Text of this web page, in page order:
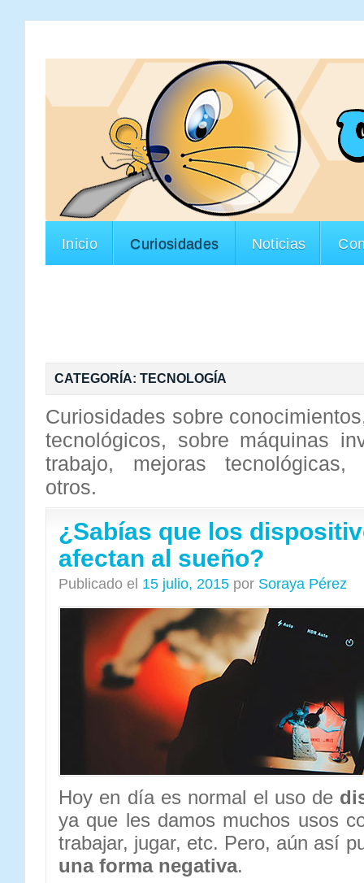
Inicio Curiosidades Noticias
CATEGORÍA: TECNOLOGÍA
Curiosidades sobre
tecnológicos, sobre máquinas
trabajo, mejoras tecnológicas,
otros.
¿Sabías que los
afectan al sueño?
Publicado el 15 julio, 2015 por Soraya Pérez
Hoy en día es normal el uso de
ya que les damos muchos usos
trabajar, jugar, etc. Pero, aún así
una forma negativa.